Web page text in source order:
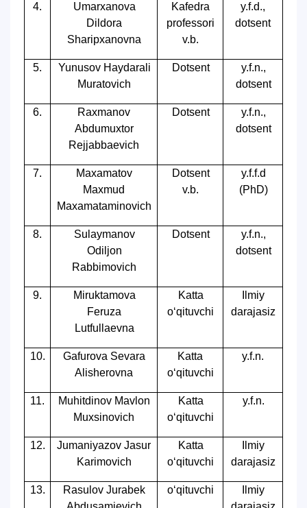
4.
Umarxanova
Dildora
Sharipxanovna
Kafedra
professori
v.b.
y.f.d.,
dotsent
5.
Yunusov Haydarali
Muratovich
Dotsent
y.f.n.,
dotsent
6.
Raxmanov
Abdumuxtor
Rejjabbaevich
Dotsent
y.f.n.,
dotsent
7.
Maxamatov
Maxmud
Maxamataminovich
Dotsent
v.b.
y.f.f.d
(PhD)
8.
Sulaymanov
Odiljon
Rabbimovich
Dotsent
y.f.n.,
dotsent
9.
Miruktamova
Feruza
Lutfullaevna
Katta
o‘qituvchi
Ilmiy
darajasiz
10.
Gafurova Sevara
Alisherovna
Katta
o‘qituvchi
y.f.n.
11.
Muhitdinov Mavlon
Muxsinovich
Katta
o‘qituvchi
y.f.n.
12.
Jumaniyazov Jasur
Karimovich
Katta
o‘qituvchi
Ilmiy
darajasiz
13.
Rasulov Jurabek
o‘qituvchi
Ilmiy